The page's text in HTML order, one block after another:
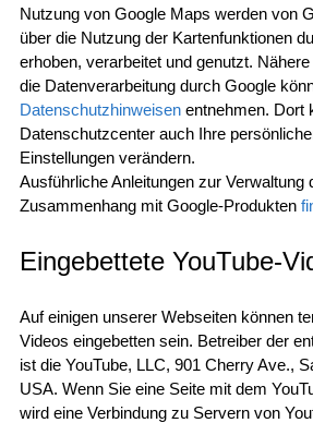
Nutzung von Google Maps werden von
über die Nutzung der Kartenfunktionen
erhoben, verarbeitet und genutzt.
die Datenverarbeitung durch Google
Datenschutzhinweisen entnehmen. Dort
Datenschutzcenter auch Ihre
Einstellungen verändern.
Ausführliche Anleitungen zur Verwaltung
Zusammenhang mit Google-Produkten
Eingebettete YouTube-
Auf einigen unserer Webseiten können
Videos eingebetten sein. Betreiber der
ist die YouTube, LLC, 901 Cherry Ave.,
USA. Wenn Sie eine Seite mit dem
wird eine Verbindung zu Servern von